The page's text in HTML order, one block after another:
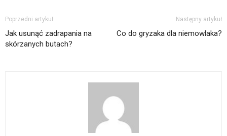
Poprzedni artykuł
Jak usunąć zadrapania na
skórzanych butach?
Następny artykuł
Co do gryzaka dla niemowlaka?